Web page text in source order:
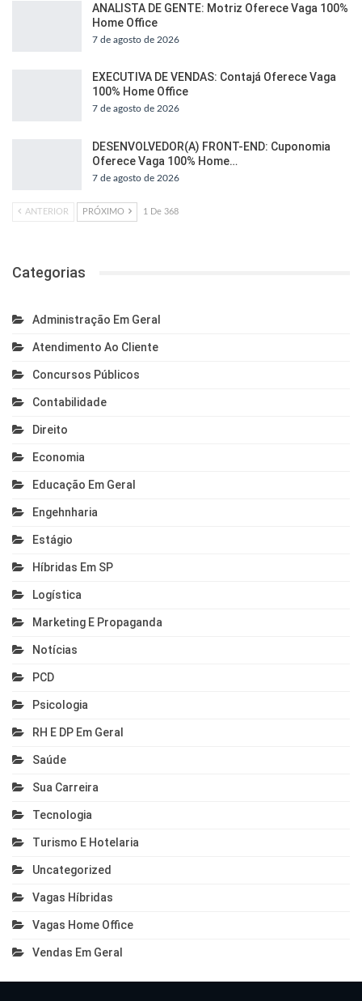
ANALISTA DE GENTE: Motriz Oferece Vaga 100%
Home Office
7 de agosto de 2026
EXECUTIVA DE VENDAS: Contajá Oferece Vaga
100% Home Office
7 de agosto de 2026
DESENVOLVEDOR(A) FRONT-END: Cuponomia
Oferece Vaga 100% Home…
7 de agosto de 2026
ANTERIOR PRÓXIMO 1 De 368
Categorias
Administração Em Geral
Atendimento Ao Cliente
Concursos Públicos
Contabilidade
Direito
Economia
Educação Em Geral
Engehnharia
Estágio
Híbridas Em SP
Logística
Marketing E Propaganda
Notícias
PCD
Psicologia
RH E DP Em Geral
Saúde
Sua Carreira
Tecnologia
Turismo E Hotelaria
Uncategorized
Vagas Híbridas
Vagas Home Office
Vendas Em Geral